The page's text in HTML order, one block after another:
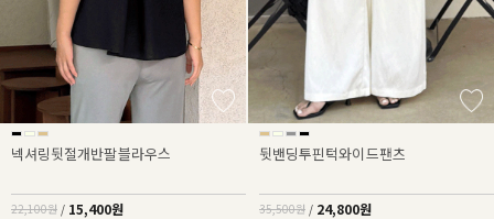
넥셔링뒷절개반팔블라우스
22,100원 / 15,400원
뒷밴딩투핀턱와이드팬츠
35,500원 / 24,800원